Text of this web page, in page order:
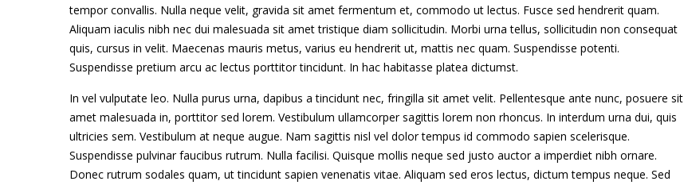
tempor convallis. Nulla neque velit, gravida sit amet fermentum et, commodo ut lectus. Fusce sed hendrerit quam.
Aliquam iaculis nibh nec dui malesuada sit amet tristique diam sollicitudin. Morbi urna tellus, sollicitudin non consequat
quis, cursus in velit. Maecenas mauris metus, varius eu hendrerit ut, mattis nec quam. Suspendisse potenti.
Suspendisse pretium arcu ac lectus porttitor tincidunt. In hac habitasse platea dictumst.
In vel vulputate leo. Nulla purus urna, dapibus a tincidunt nec, fringilla sit amet velit. Pellentesque ante nunc, posuere sit
amet malesuada in, porttitor sed lorem. Vestibulum ullamcorper sagittis lorem non rhoncus. In interdum urna dui, quis
ultricies sem. Vestibulum at neque augue. Nam sagittis nisl vel dolor tempus id commodo sapien scelerisque.
Suspendisse pulvinar faucibus rutrum. Nulla facilisi. Quisque mollis neque sed justo auctor a imperdiet nibh ornare.
Donec rutrum sodales quam, ut tincidunt sapien venenatis vitae. Aliquam sed eros lectus, dictum tempus neque. Sed